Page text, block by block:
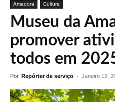
Amadora Cultura
Museu da
promover
todos em
Por Repórter de serviço - Janeiro 12,